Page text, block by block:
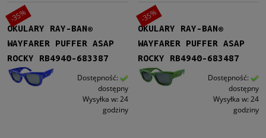
OKULARY RAY-BAN®
WAYFARER PUFFER ASAP
ROCKY RB4940-683387
Dostępność:
dostępny
Wysyłka w: 24
godziny
-35%
OKULARY RAY-BAN®
WAYFARER PUFFER ASAP
ROCKY RB4940-683487
Dostępność:
dostępny
Wysyłka w: 24
godziny
-35%